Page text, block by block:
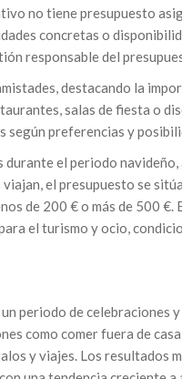
no tiene presupuesto
concretas o
responsable del
destacando la
salas de fiesta o
preferencias y
el periodo navideño,
el presupuesto se
de 200 € o más de 500 €.
el turismo y ocio,
periodo de celebraciones
como comer fuera de casa
y viajes. Los resultados